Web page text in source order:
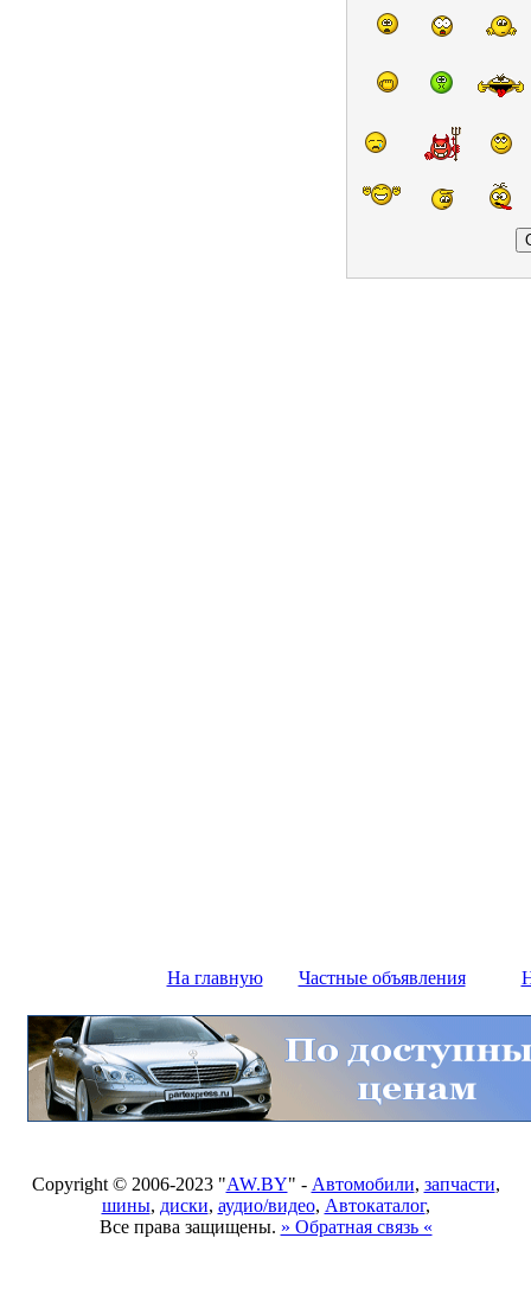
На главную Частные объявления
Copyright © 2006-2023 "AW.BY" - Автомобили, запчасти,
шины, диски, аудио/видео, Автокаталог,
Все права защищены. » Обратная связь «